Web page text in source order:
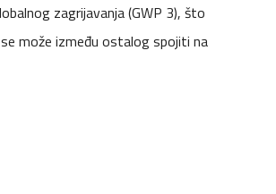
zagrijavanja (GWP 3), što
može između ostalog spojiti na